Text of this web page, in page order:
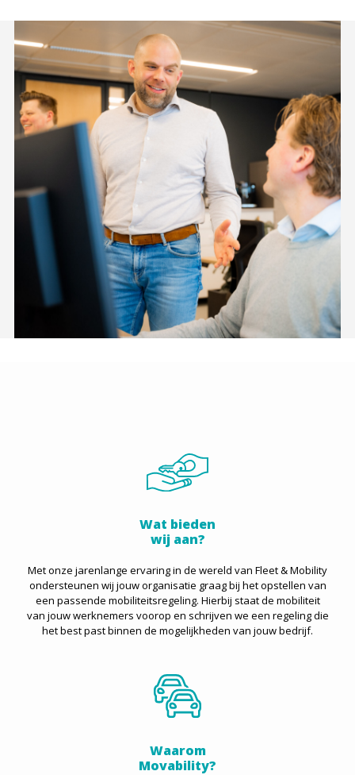
Wat bieden
wij aan?
Met onze jarenlange ervaring in de wereld van Fleet & Mobility
ondersteunen wij jouw organisatie graag bij het opstellen van
een passende mobiliteitsregeling. Hierbij staat de mobiliteit
van jouw werknemers voorop en schrijven we een regeling die
het best past binnen de mogelijkheden van jouw bedrijf.
Waarom
Movability?